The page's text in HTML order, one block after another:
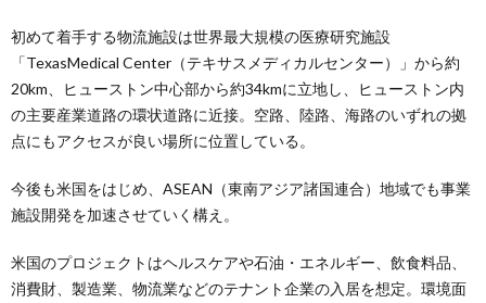
初めて着手する物流施設は世界最大規模の医療研究施設
「TexasMedical Center（テキサスメディカルセンター）」から約
20km、ヒューストン中心部から約34kmに立地し、ヒューストン内
の主要産業道路の環状道路に近接。空路、陸路、海路のいずれの拠
点にもアクセスが良い場所に位置している。
今後も米国をはじめ、ASEAN（東南アジア諸国連合）地域でも事業
施設開発を加速させていく構え。
米国のプロジェクトはヘルスケアや石油・エネルギー、飲食料品、
消費財、製造業、物流業などのテナント企業の入居を想定。環境面